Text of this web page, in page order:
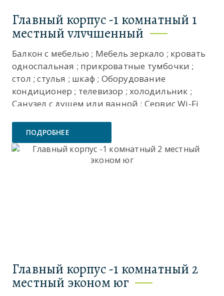
Главный корпус -1 комнатный 1
местный улучшенный
Балкон с мебелью ; Мебель зеркало ; кровать
односпальная ; прикроватные тумбочки ;
стол ; стулья ; шкаф ; Оборудование
кондиционер ; телевизор ; холодильник ;
Санузел с душем или ванной ; Сервис Wi-Fi
постельного белья ; уборка номера ; ...
ПОДРОБНЕЕ
Главный корпус -1 комнатный 2
местный эконом юг